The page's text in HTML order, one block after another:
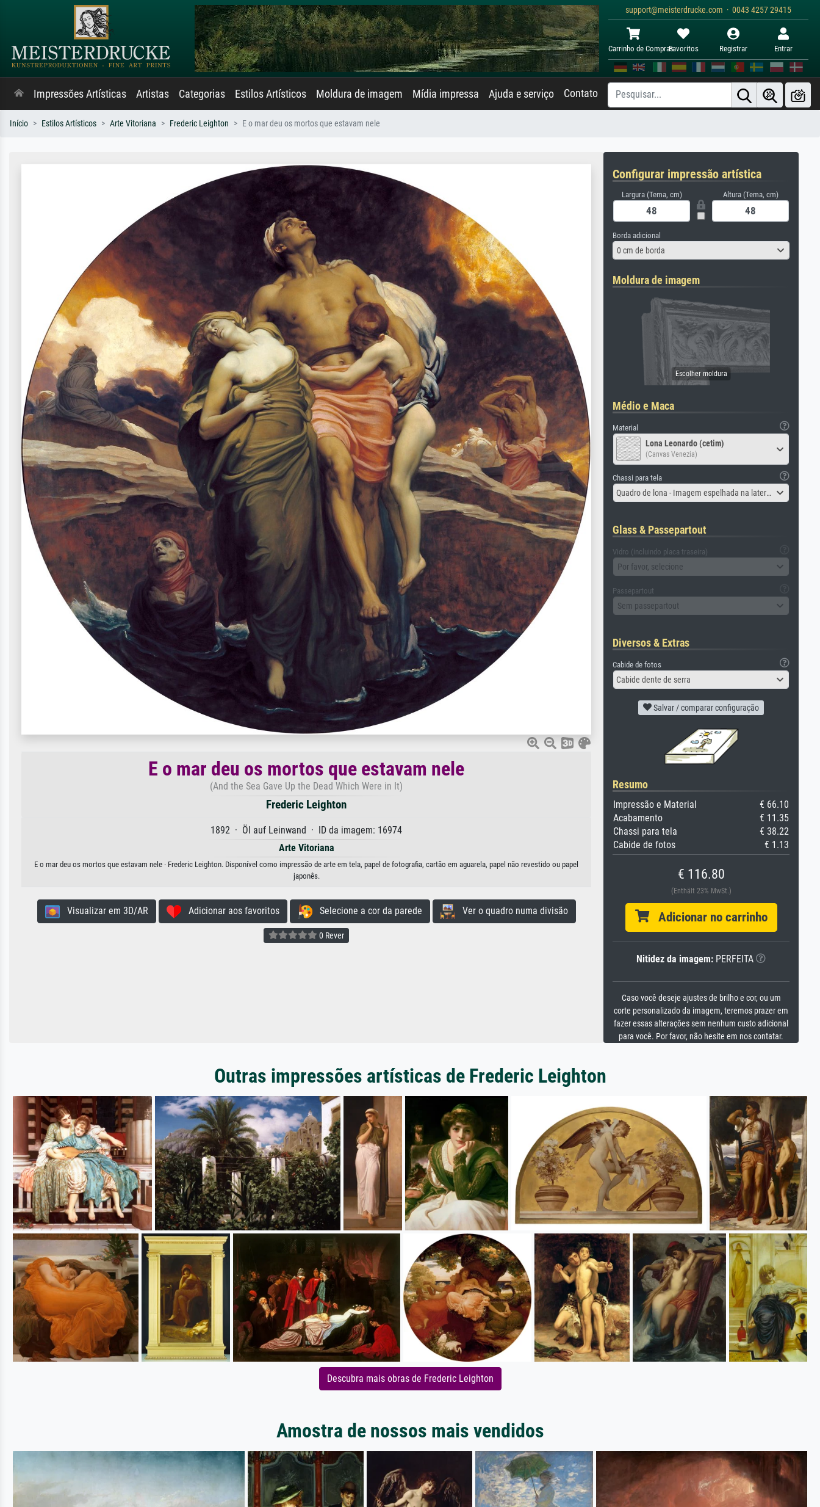
support@meisterdrucke.com · 0043 4257 29415
Carrinho de ComprasFavoritos Registrar Entrar
Impressões Artísticas Artistas Categorias Estilos Artísticos Moldura de imagem Mídia impressa Ajuda e serviço Contato
Início Estilos Artísticos Arte Vitoriana Frederic Leighton E o mar deu os mortos que estavam nele
E o mar deu os mortos que estavam nele
(And the Sea Gave Up the Dead Which Were in It)
Frederic Leighton
1892 · Öl auf Leinwand · ID da imagem: 16974
Arte Vitoriana
E o mar deu os mortos que estavam nele · Frederic Leighton. Disponível como impressão de arte em tela, papel de fotografia, cartão em aguarela, papel não revestido ou papel
japonês.
Visualizar em 3D/AR Adicionar aos favoritos Selecione a cor da parede Ver o quadro numa divisão
0 Rever
Configurar impressão artística
Largura (Tema, cm) Altura (Tema, cm)
Borda adicional
0 cm de borda
Moldura de imagem
Médio e Maca
Material
Lona Leonardo (cetim)
(Canvas Venezia)
Chassi para tela
Quadro de lona - Imagem espelhada na lateral
Glass & Passepartout
Vidro (incluindo placa traseira)
Por favor, selecione
Passepartout
Sem passepartout
Diversos & Extras
Cabide de fotos
Cabide dente de serra
Salvar / comparar configuração
Resumo
Impressão e Material
€ 66.10
Acabamento
€ 11.35
Chassi para tela
€ 38.22
Cabide de fotos
€ 1.13
€ 116.80
(Enthält 23% MwSt.)
Adicionar no carrinho
Nitidez da imagem: PERFEITA
Caso você deseje ajustes de brilho e cor, ou um
corte personalizado da imagem, teremos prazer em
fazer essas alterações sem nenhum custo adicional
para você. Por favor, não hesite em nos contatar.
Outras impressões artísticas de Frederic Leighton
Descubra mais obras de Frederic Leighton
Amostra de nossos mais vendidos